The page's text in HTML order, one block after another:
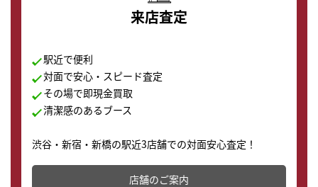
来店査定
駅近で便利
対面で安心・スピード査定
その場で即現金買取
清潔感のあるブース
渋谷・新宿・新橋の駅近3店舗での対面安心査定！
その場で現金買取致します。渋谷本店では、時計販売の
店舗を併設しており、下取りに出してお得に新しい時計
店舗のご案内